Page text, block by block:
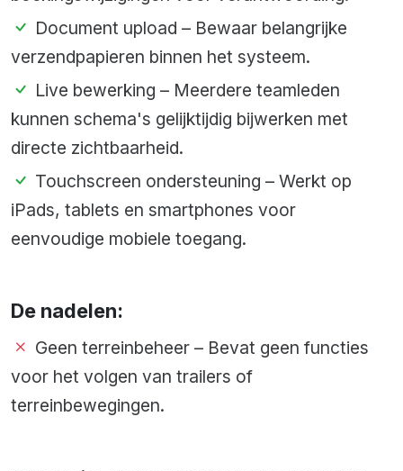
Document upload – Bewaar belangrijke
verzendpapieren binnen het systeem.
Live bewerking – Meerdere teamleden
kunnen schema's gelijktijdig bijwerken met
directe zichtbaarheid.
Touchscreen ondersteuning – Werkt op
iPads, tablets en smartphones voor
eenvoudige mobiele toegang.
De nadelen:
Geen terreinbeheer – Bevat geen functies
voor het volgen van trailers of
terreinbewegingen.